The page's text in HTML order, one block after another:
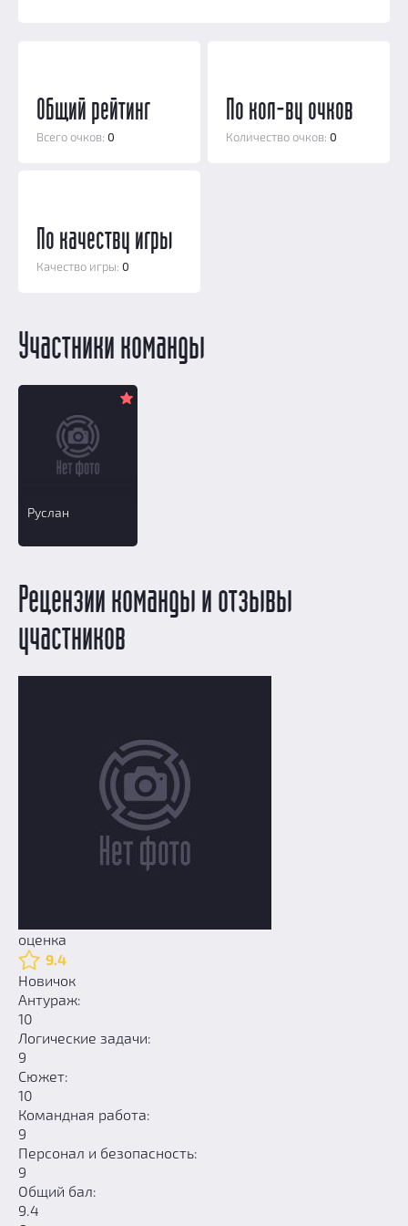
Общий рейтинг
Всего очков: 0
По кол-ву очков
Количество очков:0
По качеству игры
Качество игры: 0
Участники команды
Руслан
Рецензии команды и отзывы
участников
оценка
9.4
Новичок
Антураж:
10
Логические задачи:
9
Сюжет:
10
Командная работа:
9
Персонал и безопасность:
9
Общий бал:
9.4